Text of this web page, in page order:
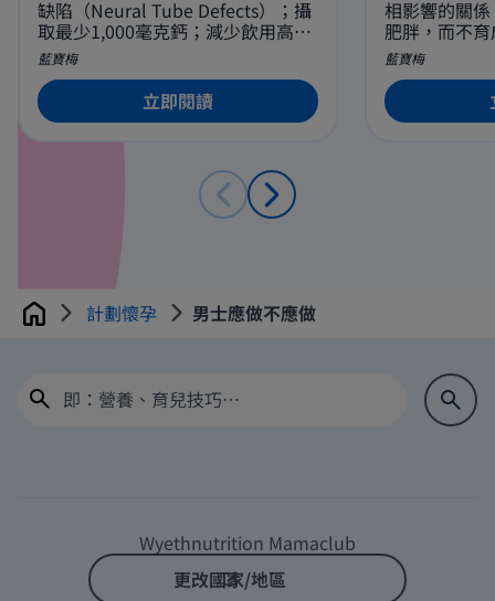
缺陷（Neural Tube Defects）；攝
取最少1,000毫克鈣；減少飲用高咖
啡因的飲品，如咖啡、濃茶等。酒
精也有機會影響胎兒的腦部發育。
藍寶梅
立即閱讀
相影響的關
肥胖，而不
症，常在肥
問題絕不簡
藍寶梅
Home 計劃懷孕 男士應做不應做
Wyethnutrition Mamaclub
更改國家/地區